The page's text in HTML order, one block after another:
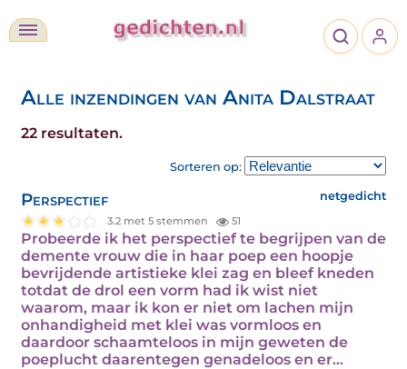
Alle inzendingen van Anita Dalstraat
22 resultaten.
Sorteren op:
Perspectief netgedicht
3.2 met 5 stemmen 51
Probeerde ik het perspectief te begrijpen van de
demente vrouw die in haar poep een hoopje
bevrijdende artistieke klei zag en bleef kneden
totdat de drol een vorm had ik wist niet
waarom, maar ik kon er niet om lachen mijn
onhandigheid met klei was vormloos en
daardoor schaamteloos in mijn geweten de
poeplucht daarentegen genadeloos en er…